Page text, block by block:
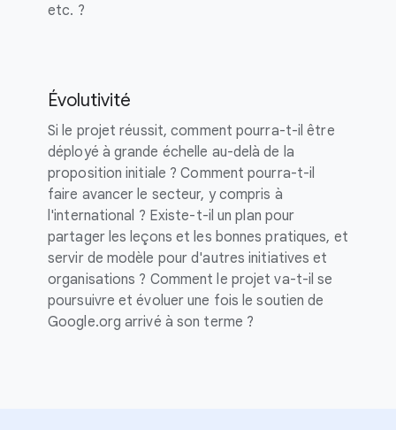
etc. ?
Évolutivité
Si le projet réussit, comment pourra-t-il être
déployé à grande échelle au-delà de la
proposition initiale ? Comment pourra-t-il
faire avancer le secteur, y compris à
l'international ? Existe-t-il un plan pour
partager les leçons et les bonnes pratiques, et
servir de modèle pour d'autres initiatives et
organisations ? Comment le projet va-t-il se
poursuivre et évoluer une fois le soutien de
Google.org arrivé à son terme ?